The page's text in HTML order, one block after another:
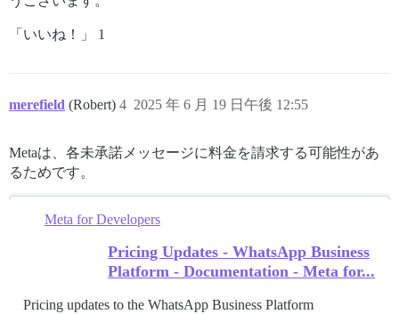
「いいね！」 1
merefield (Robert) 2025 年 6 月 19 日午後 12:55
4
Metaは、各未承諾メッセージに料金を請求する可能性があ
るためです。
Meta for Developers
Pricing Updates - WhatsApp Business
Platform - Documentation - Meta for...
Pricing updates to the WhatsApp Business Platform